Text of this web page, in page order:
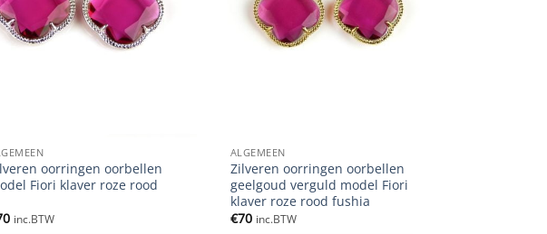
oorringen oorbellen
Fiori klaver roze rood
inc.BTW
ALGEMEEN
Zilveren oorringen oorbellen
geelgoud verguld model Fiori
klaver roze rood fushia
€70 inc.BTW